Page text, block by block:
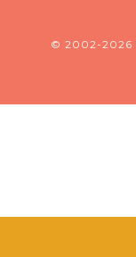
© 2002-2026